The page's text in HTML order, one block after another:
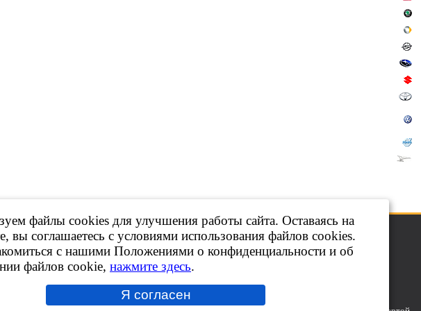
контрактных ДВС, КПП и др.
сайта,ссылка на ресурс обязательна!
принадлежат их владельцам.
персональных данных
файлы cookies для улучшения работы сайта. Оставаясь на
вы соглашаетесь с условиями использования файлов cookies.
с нашими Положениями о конфиденциальности и об
файлов cookie, нажмите здесь.
Я согласен